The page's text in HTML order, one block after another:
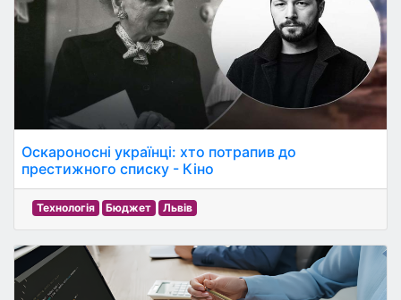
Оскароносні українці: хто потрапив до
престижного списку - Кіно
Технологія Бюджет Львів